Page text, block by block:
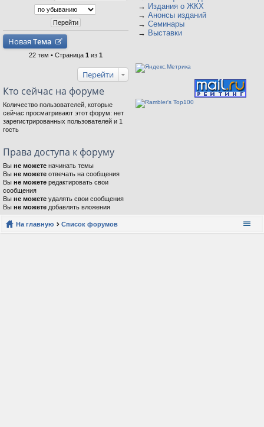
Новая Тема
22 тем • Страница 1 из 1
Перейти
Кто сейчас на форуме
Количество пользователей, которые
сейчас просматривают этот форум: нет
зарегистрированных пользователей и 1
гость
Права доступа к форуму
Вы не можете начинать темы
Вы не можете отвечать на сообщения
Вы не можете редактировать свои
сообщения
Вы не можете удалять свои сообщения
Вы не можете добавлять вложения
→ Издания о ЖКХ
→ Анонсы изданий
→ Семинары
→ Выставки
На главную Список форумов